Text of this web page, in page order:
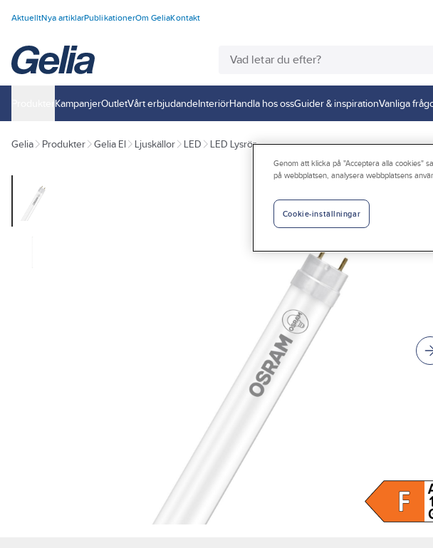
AktuelltNya artiklarPublikationerOm GeliaKontakt
KampanjerOutletVårt erbjudandeInteriörHandla hos ossGuider & inspirationVanliga
Gelia Produkter Gelia El Ljuskällor LED LED Lysrör
Genom att klicka på "Acceptera alla cookies"
på webbplatsen, analysera webbplatsens
Cookie-inställningar